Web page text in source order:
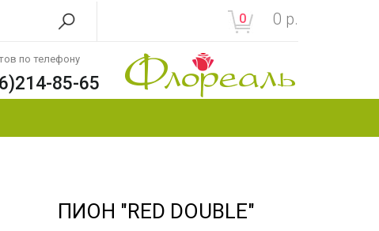
0 0 р.
по телефону
85-65
ПИОН "RED DOUBLE"